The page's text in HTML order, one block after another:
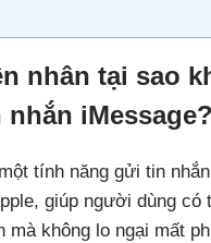
nhân tại sao
iMessage?
tính năng gửi tin
giúp người dùng có
mà không lo ngại mất